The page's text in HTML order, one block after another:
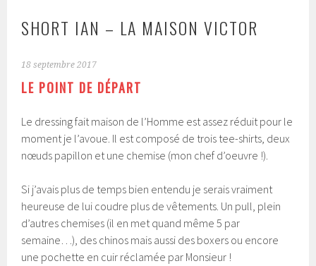
SHORT IAN – LA MAISON VICTOR
18 septembre 2017
LE POINT DE DÉPART
Le dressing fait maison de l’Homme est assez réduit pour le
moment je l’avoue. Il est composé de trois tee-shirts, deux
nœuds papillon et une chemise (mon chef d’oeuvre !).
Si j’avais plus de temps bien entendu je serais vraiment
heureuse de lui coudre plus de vêtements. Un pull, plein
d’autres chemises (il en met quand même 5 par
semaine…), des chinos mais aussi des boxers ou encore
une pochette en cuir réclamée par Monsieur !